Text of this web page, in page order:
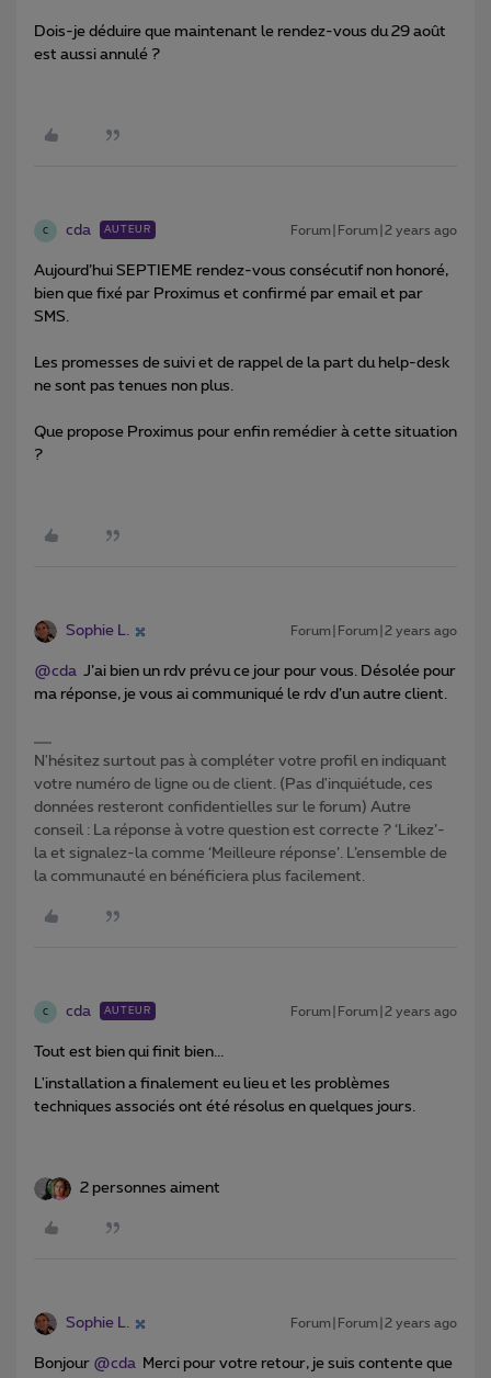
Dois-je déduire que maintenant le rendez-vous du 29 août
est aussi annulé ?
C cda AUTEUR Forum|Forum|2 years ago
Aujourd’hui SEPTIEME rendez-vous consécutif non honoré,
bien que fixé par Proximus et confirmé par email et par
SMS.
Les promesses de suivi et de rappel de la part du help-desk
ne sont pas tenues non plus.
Que propose Proximus pour enfin remédier à cette situation
?
Sophie L. Forum|Forum|2 years ago
@cda J’ai bien un rdv prévu ce jour pour vous. Désolée pour
ma réponse, je vous ai communiqué le rdv d’un autre client.
N'hésitez surtout pas à compléter votre profil en indiquant
votre numéro de ligne ou de client. (Pas d'inquiétude, ces
données resteront confidentielles sur le forum) Autre
conseil : La réponse à votre question est correcte ? ‘Likez’-
la et signalez-la comme ‘Meilleure réponse’. L’ensemble de
la communauté en bénéficiera plus facilement.
C cda AUTEUR Forum|Forum|2 years ago
Tout est bien qui finit bien...
L'installation a finalement eu lieu et les problèmes
techniques associés ont été résolus en quelques jours.
2 personnes aiment
Sophie L. Forum|Forum|2 years ago
Bonjour @cda Merci pour votre retour, je suis contente que